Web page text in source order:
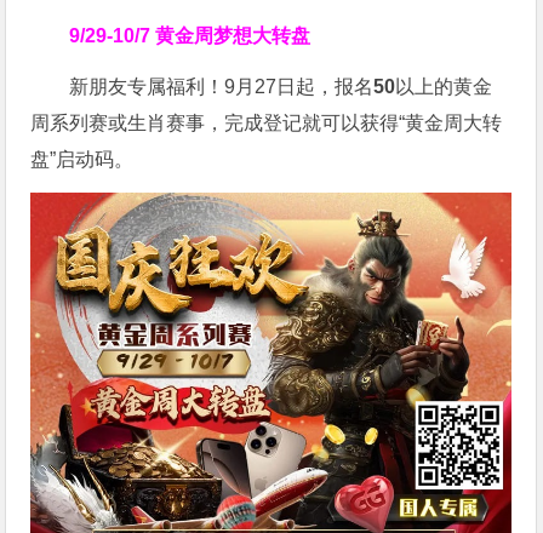
9/29-10/7黄金周梦想大转盘
新朋友专属福利！9月27日起，报名50以上的黄金
周系列赛或生肖赛事，完成登记就可以获得“黄金周大转
盘”启动码。